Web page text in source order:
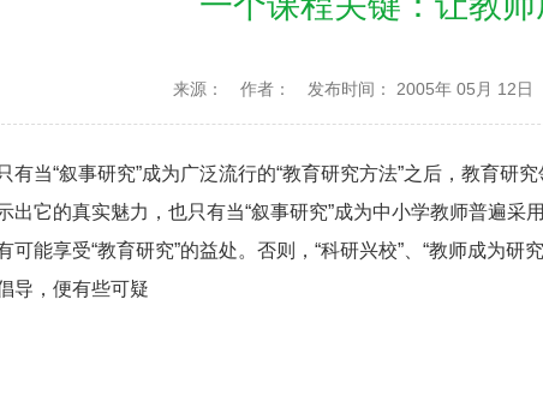
来源： 作者： 发布时间： 2005年 05月 12日
只有当“叙事研究”成为广泛流行的“教育研究方法”之后，教育研
出它的真实魅力，也只有当“叙事研究”成为中小学教师普遍采
可能享受“教育研究”的益处。否则，“科研兴校”、“教师成为研
导，便有些可疑